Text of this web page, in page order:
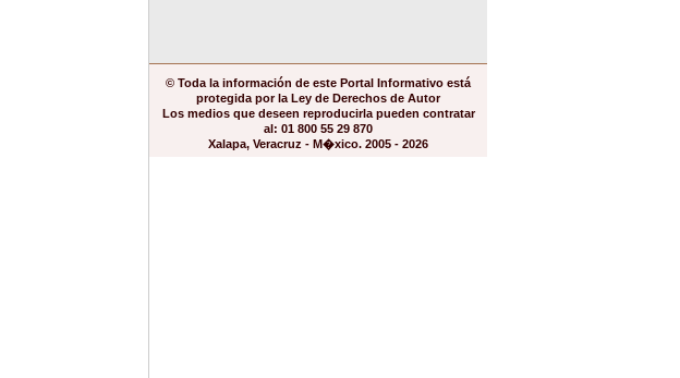
© Toda la información de este Portal Informativo está
protegida por la Ley de Derechos de Autor
Los medios que deseen reproducirla pueden contratar
al: 01 800 55 29 870
Xalapa, Veracruz - M�xico. 2005 - 2026